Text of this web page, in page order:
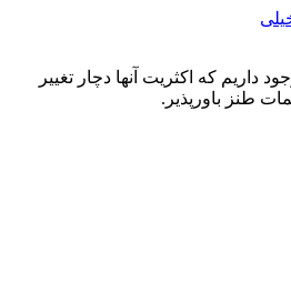
داریم که اکثریت آنها دچار تغییر
طنز باورپذیر.